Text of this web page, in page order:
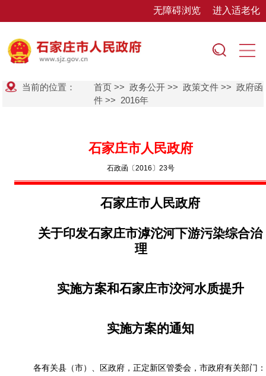
无障碍浏览 进入适老化
当前的位置： 首页 >>政务公开 >>政策文件 >>政府函
件 >> 2016年
石家庄市人民政府
石政函〔2016〕23号
石家庄市人民政府
关于印发石家庄市滹沱河下游污染综合治
理
实施方案和石家庄市洨河水质提升
实施方案的通知
各有关县（市）、区政府，正定新区管委会，市政府有关部门：